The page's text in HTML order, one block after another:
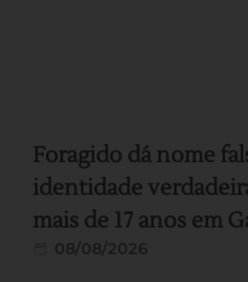
Foragido dá nome
identidade
mais de 17 anos em
08/08/2026